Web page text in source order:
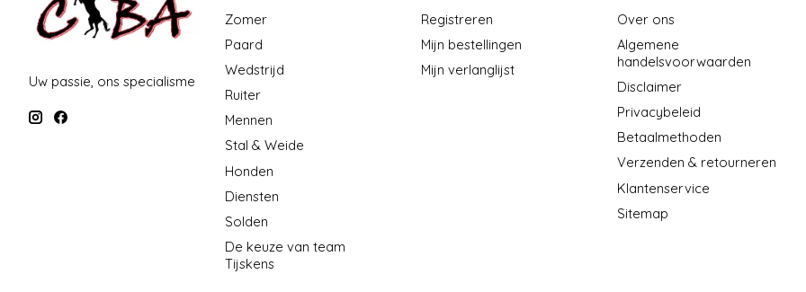
Uw passie, ons specialisme
Zomer
Paard
Wedstrijd
Ruiter
Mennen
Stal & Weide
Honden
Diensten
Solden
De keuze van team
Tijskens
Registreren
Mijn bestellingen
Mijn verlanglijst
Over ons
Algemene
handelsvoorwaarden
Disclaimer
Privacybeleid
Betaalmethoden
Verzenden & retourneren
Klantenservice
Sitemap